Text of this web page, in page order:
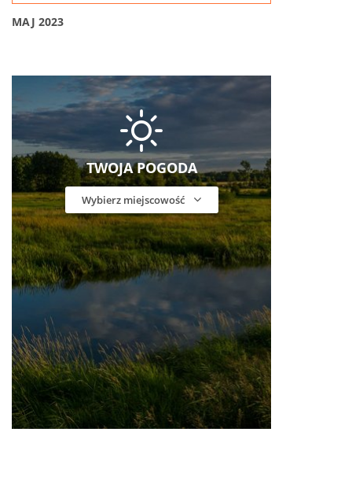
MAJ 2023
TWOJA POGODA
Wybierz miejscowość